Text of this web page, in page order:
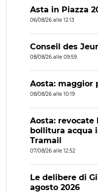
Asta in Piazza
06/08/26 alle 12:13
Conseil des
08/08/26 alle 09:59
Aosta: maggior
08/08/26 alle 10:19
Aosta: revocate
bollitura acqua
Tramail
07/08/26 alle 12:52
Le delibere di
agosto 2026